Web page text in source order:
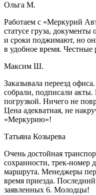
Ольга М.
Работаем с «Меркурий
статусе груза,
и сроки поджимают, но
в удобное время. Честные
Максим Ш.
Заказывала переезд
собрали, подписали
погрузкой. Ничего не
Цена адекватная, не
«Меркурию»!
Татьяна Козырева
Очень достойная
сохранности, трек-номер
маршрута. Менеджеры
время приезда.
заявленных 6. Молодцы!